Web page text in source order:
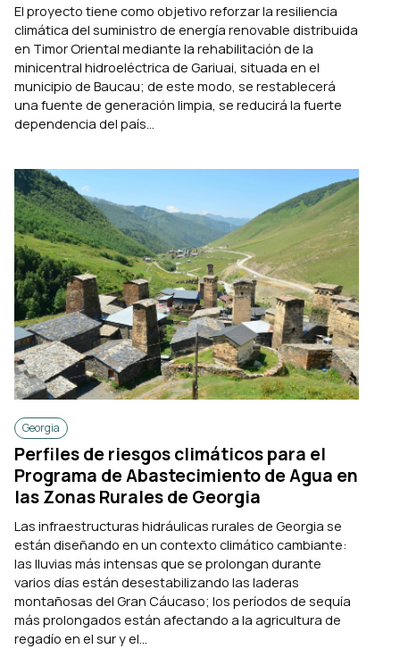
El proyecto tiene como objetivo reforzar la resiliencia
climática del suministro de energía renovable distribuida
en Timor Oriental mediante la rehabilitación de la
minicentral hidroeléctrica de Gariuai, situada en el
municipio de Baucau; de este modo, se restablecerá
una fuente de generación limpia, se reducirá la fuerte
dependencia del país...
Georgia
Perfiles de riesgos climáticos para el
Programa de Abastecimiento de Agua en
las Zonas Rurales de Georgia
Las infraestructuras hidráulicas rurales de Georgia se
están diseñando en un contexto climático cambiante:
las lluvias más intensas que se prolongan durante
varios días están desestabilizando las laderas
montañosas del Gran Cáucaso; los períodos de sequía
más prolongados están afectando a la agricultura de
regadío en el sur y el...